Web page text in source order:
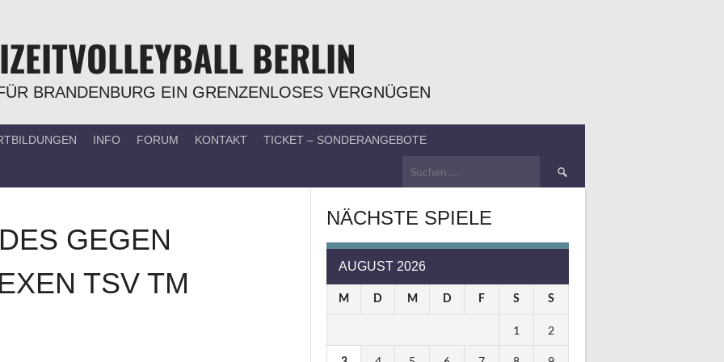
BERLIN
BRANDENBURG EIN GRENZENLOSES VERGNÜGEN
INFO FORUM KONTAKT TICKET – SONDERANGEBOTE
Suchen
GEGEN
TSV TM
NÄCHSTE SPIELE
AUGUST 2026
M D M D F S S
1 2